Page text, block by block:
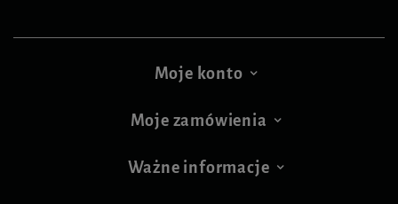
Moje konto
Moje zamówienia
Ważne informacje